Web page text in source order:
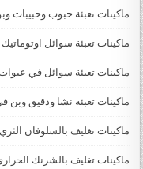
ماكينات تعبئة حبوب وحبيبات
ماكينات تعبئة سوائل اوتوماتيك
ماكينات تعبئة سوائل في
ماكينات تعبئة نشا ودقيق وبن
ماكينات تغليف بالسلوفان
ماكينات تغليف بالشرنك